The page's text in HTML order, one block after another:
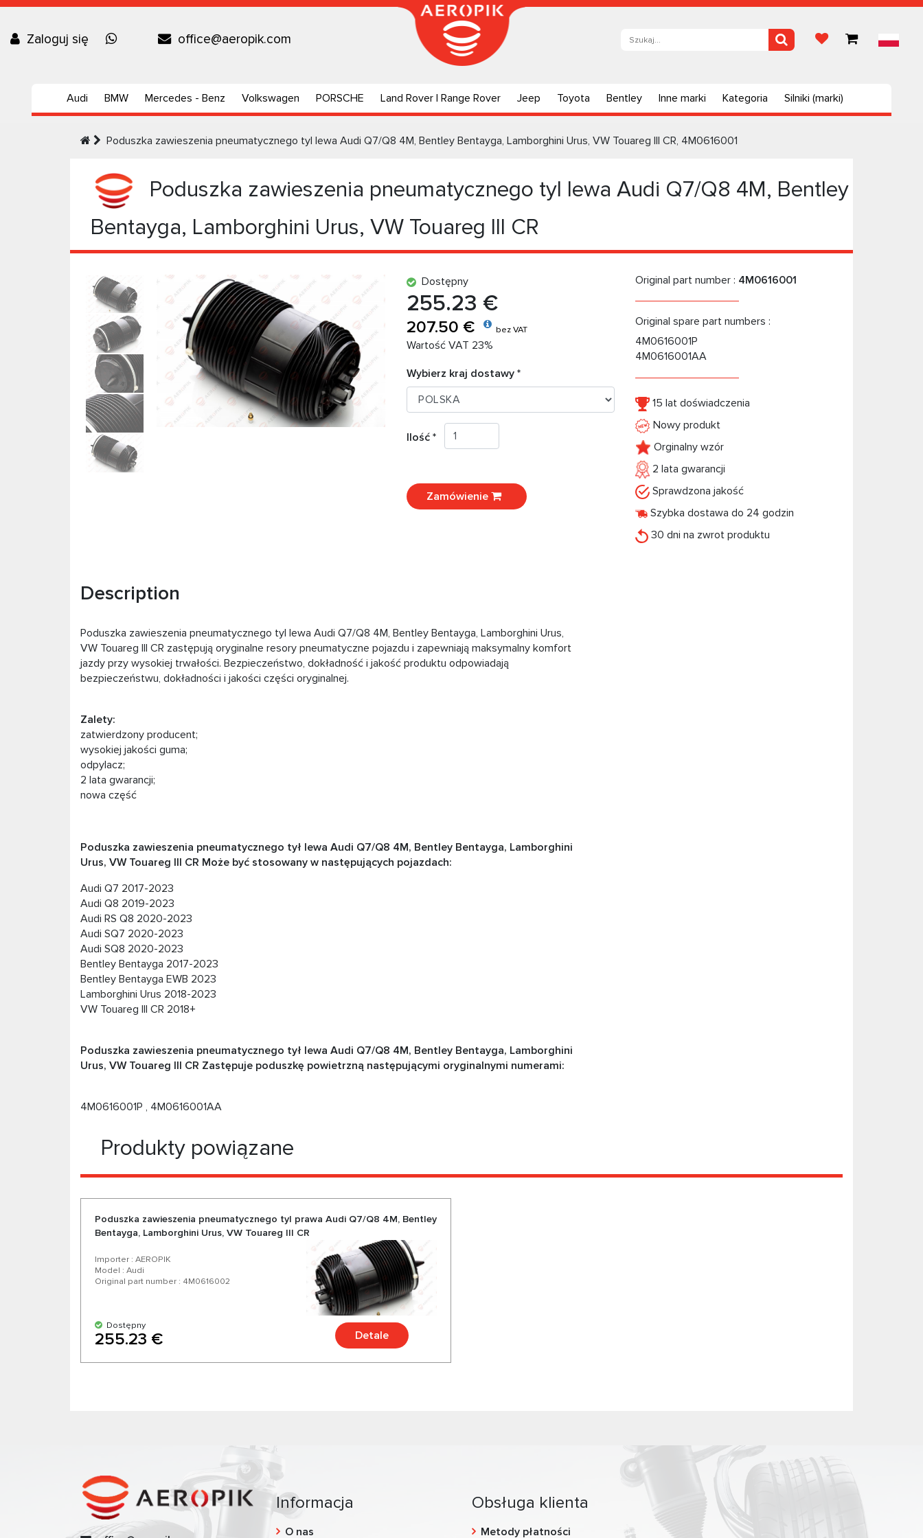
Zaloguj się office@aeropik.com
Audi BMW Mercedes - Benz Volkswagen PORSCHE Land Rover | Range Rover Jeep Toyota Bentley Inne marki Kategoria Silniki (marki)
Poduszka zawieszenia pneumatycznego tyl lewa Audi Q7/Q8 4M, Bentley Bentayga, Lamborghini Urus, VW Touareg III CR, 4M0616001
Poduszka zawieszenia pneumatycznego tyl lewa Audi Q7/Q8 4M, Bentley
Bentayga, Lamborghini Urus, VW Touareg III CR
Dostępny
255.23 €
207.50 € bez VAT
Wartość VAT 23%
Wybierz kraj dostawy *
Ilość *
Zamówienie
Original part number : 4M0616001
Original spare part numbers :
4M0616001P
4M0616001AA
15 lat doświadczenia
Nowy produkt
Orginalny wzór
2 lata gwarancji
Sprawdzona jakość
Szybka dostawa do 24 godzin
30 dni na zwrot produktu
Description
Poduszka zawieszenia pneumatycznego tyl lewa Audi Q7/Q8 4M, Bentley Bentayga, Lamborghini Urus,
VW Touareg III CR zastępują oryginalne resory pneumatyczne pojazdu i zapewniają maksymalny komfort
jazdy przy wysokiej trwałości. Bezpieczeństwo, dokładność i jakość produktu odpowiadają
bezpieczeństwu, dokładności i jakości części oryginalnej.
Zalety:
zatwierdzony producent;
wysokiej jakości guma;
odpylacz;
2 lata gwarancji;
nowa część
Poduszka zawieszenia pneumatycznego tył lewa Audi Q7/Q8 4M, Bentley Bentayga, Lamborghini
Urus, VW Touareg III CR Może być stosowany w następujących pojazdach:
Audi Q7 2017-2023
Audi Q8 2019-2023
Audi RS Q8 2020-2023
Audi SQ7 2020-2023
Audi SQ8 2020-2023
Bentley Bentayga 2017-2023
Bentley Bentayga EWB 2023
Lamborghini Urus 2018-2023
VW Touareg III CR 2018+
Poduszka zawieszenia pneumatycznego tył lewa Audi Q7/Q8 4M, Bentley Bentayga, Lamborghini
Urus, VW Touareg III CR Zastępuje poduszkę powietrzną następującymi oryginalnymi numerami:
4M0616001P , 4M0616001AA
Produkty powiązane
Poduszka zawieszenia pneumatycznego tyl prawa Audi Q7/Q8 4M, Bentley
Bentayga, Lamborghini Urus, VW Touareg III CR
Importer : AEROPIK
Model : Audi
Original part number : 4M0616002
Dostępny
255.23 € Detale
Informacja
O nas
Obsługa klienta
Metody płatności